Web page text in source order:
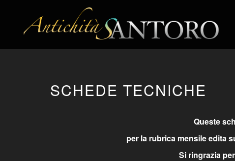
SCHEDE TECNICHE
Queste
per la rubrica mensile edita
Si ringrazia